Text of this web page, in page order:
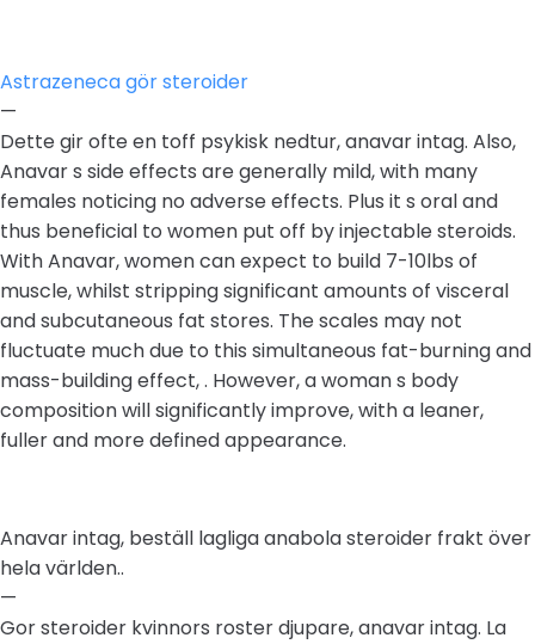
Astrazeneca gör steroider
—
Dette gir ofte en toff psykisk nedtur, anavar intag. Also,
Anavar s side effects are generally mild, with many
females noticing no adverse effects. Plus it s oral and
thus beneficial to women put off by injectable steroids.
With Anavar, women can expect to build 7-10lbs of
muscle, whilst stripping significant amounts of visceral
and subcutaneous fat stores. The scales may not
fluctuate much due to this simultaneous fat-burning and
mass-building effect, . However, a woman s body
composition will significantly improve, with a leaner,
fuller and more defined appearance.
Anavar intag, beställ lagliga anabola steroider frakt över
hela världen..
—
Gor steroider kvinnors roster djupare, anavar intag. La